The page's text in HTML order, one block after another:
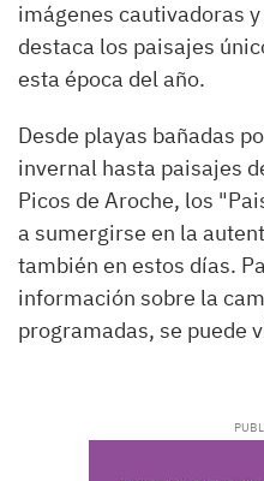
imágenes cautivadoras
destaca los paisajes
esta época del año.
Desde playas bañadas
invernal hasta paisajes
Picos de Aroche, los
a sumergirse en la
también en estos días.
información sobre la
programadas, se puede